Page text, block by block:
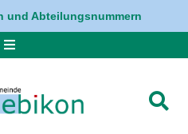
und Abteilungsnummern